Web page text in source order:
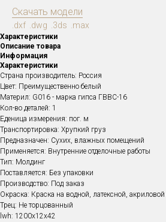
Скачать модели
.dxf .dwg .3ds .max
Характеристики
Описание товара
Информация
Характеристики
Страна производитель: Россия
Цвет: Преимущественно белый
Материл: G016 - марка гипса ГВВС-16
Кол-во деталей: 1
Еденица измерения: пог. м
Транспортировка: Хрупкий груз
Предназначен: Сухих, влажных помещений
Применяется: Внутренние отделочные работы
Тип: Молдинг
Поставляется: Без упаковки
Производство: Под заказ
Окраска: Краска на водной, латексной,
Трец: Не торцованный
lwh: 1200x12x42